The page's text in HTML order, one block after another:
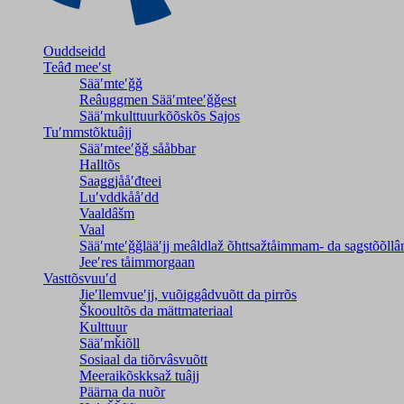
Ouddseidd
Teâđ meeʹst
Sääʹmteʹǧǧ
Reâuggmen Sääʹmteeʹǧǧest
Sääʹmkulttuurkõõskõs Sajos
Tuʹmmstõktuâjj
Sääʹmteeʹǧǧ sååbbar
Halltõs
Saaǥǥjååʹđteei
Luʹvddkååʹdd
Vaaldâšm
Vaal
Sääʹmteʹǧǧlääʹjj meâldlaž õhttsažtåimmam- da
Jeeʹres tåimmorgaan
Vasttõsvuuʹd
Jieʹllemvueʹjj, vuõiggâdvuõtt da pirrõs
Škooultõs da mättmateriaal
Kulttuur
Sääʹmǩiõll
Sosiaal da tiõrvâsvuõtt
Meeraikõskksaž tuâjj
Päärna da nuõr